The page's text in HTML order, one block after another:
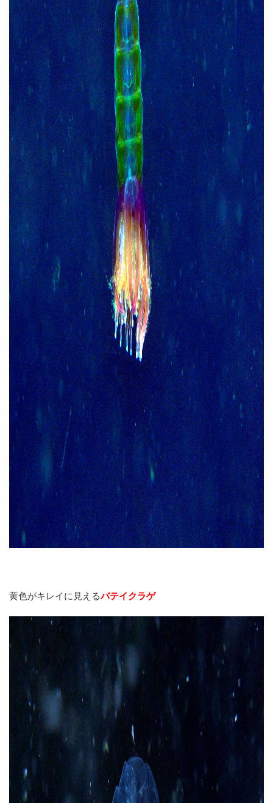
黄色がキレイに見えるバテイクラゲ